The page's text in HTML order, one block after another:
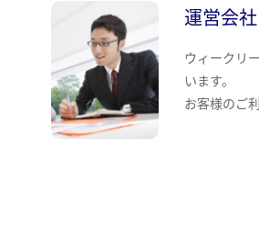
運営会
ウィークリ
います。
お客様のご